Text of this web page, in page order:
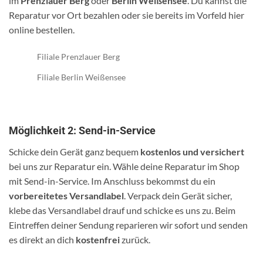
Reparatur vor Ort bezahlen oder sie bereits im Vorfeld hier
online bestellen.
Filiale Prenzlauer Berg
Filiale Berlin Weißensee
Möglichkeit 2: Send-in-Service
Schicke dein Gerät ganz bequem kostenlos und versichert
bei uns zur Reparatur ein. Wähle deine Reparatur im Shop
mit Send-in-Service. Im Anschluss bekommst du ein
vorbereitetes Versandlabel. Verpack dein Gerät sicher,
klebe das Versandlabel drauf und schicke es uns zu. Beim
Eintreffen deiner Sendung reparieren wir sofort und senden
es direkt an dich kostenfreizurück.